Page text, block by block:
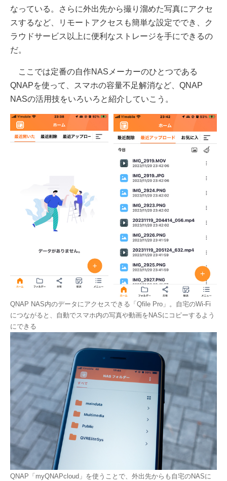
なっている。さらに外出先から撮り溜めた写真にアクセ
スするなど、リモートアクセスも簡単な設定ででき、ク
ラウドサービス以上に便利なストレージを手にできるの
だ。
ここでは定番の自作NASメーカーのひとつである
QNAPを使って、スマホの容量不足解消など、QNAP
NASの活用技をいろいろと紹介していこう。
QNAP NAS内のデータにアクセスできる「Qfile Pro」。自宅のWi-Fi
につながると、自動でスマホ内の写真や動画をNASにコピーするよう
にできる
QNAP「myQNAPcloud」を使うことで、外出先からも自宅のNASに